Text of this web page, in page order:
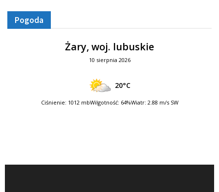
Pogoda
Żary, woj. lubuskie
10 sierpnia 2026
20°C
Ciśnienie: 1012 mbWilgotność: 64%Wiatr: 2.88 m/s SW